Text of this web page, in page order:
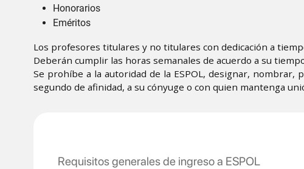
Honorarios
Eméritos ​
Los profesores titulares y no titulares con dedicación a
Deberán cumplir las horas semanales de acuerdo a su
Se prohíbe a la autoridad de la ESPOL, designar,
segundo de afinidad, a su cónyuge o con quien mantenga
Requisitos generales de ingreso a ESPOL​